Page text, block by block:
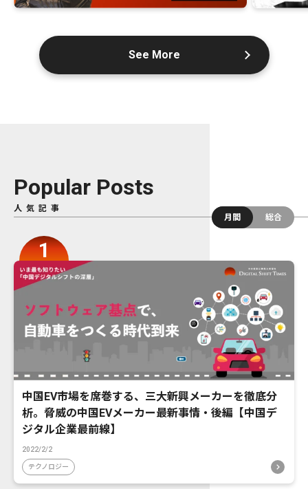
See More
Popular Posts
人気記事
月間
総合
中国EV市場を席巻する、三大新興メーカーを徹底分
析。脅威の中国EVメーカー最新事情・後編【中国デ
ジタル企業最前線】
2022/2/2
テクノロジー